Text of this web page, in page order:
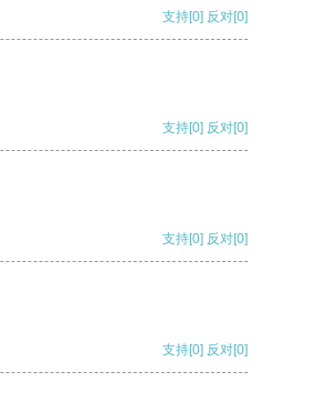
支持[0] 反对[0]
支持[0] 反对[0]
支持[0] 反对[0]
支持[0] 反对[0]